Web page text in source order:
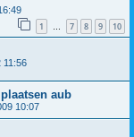
1 … 7 8 9 10
11:56
aub
10:07